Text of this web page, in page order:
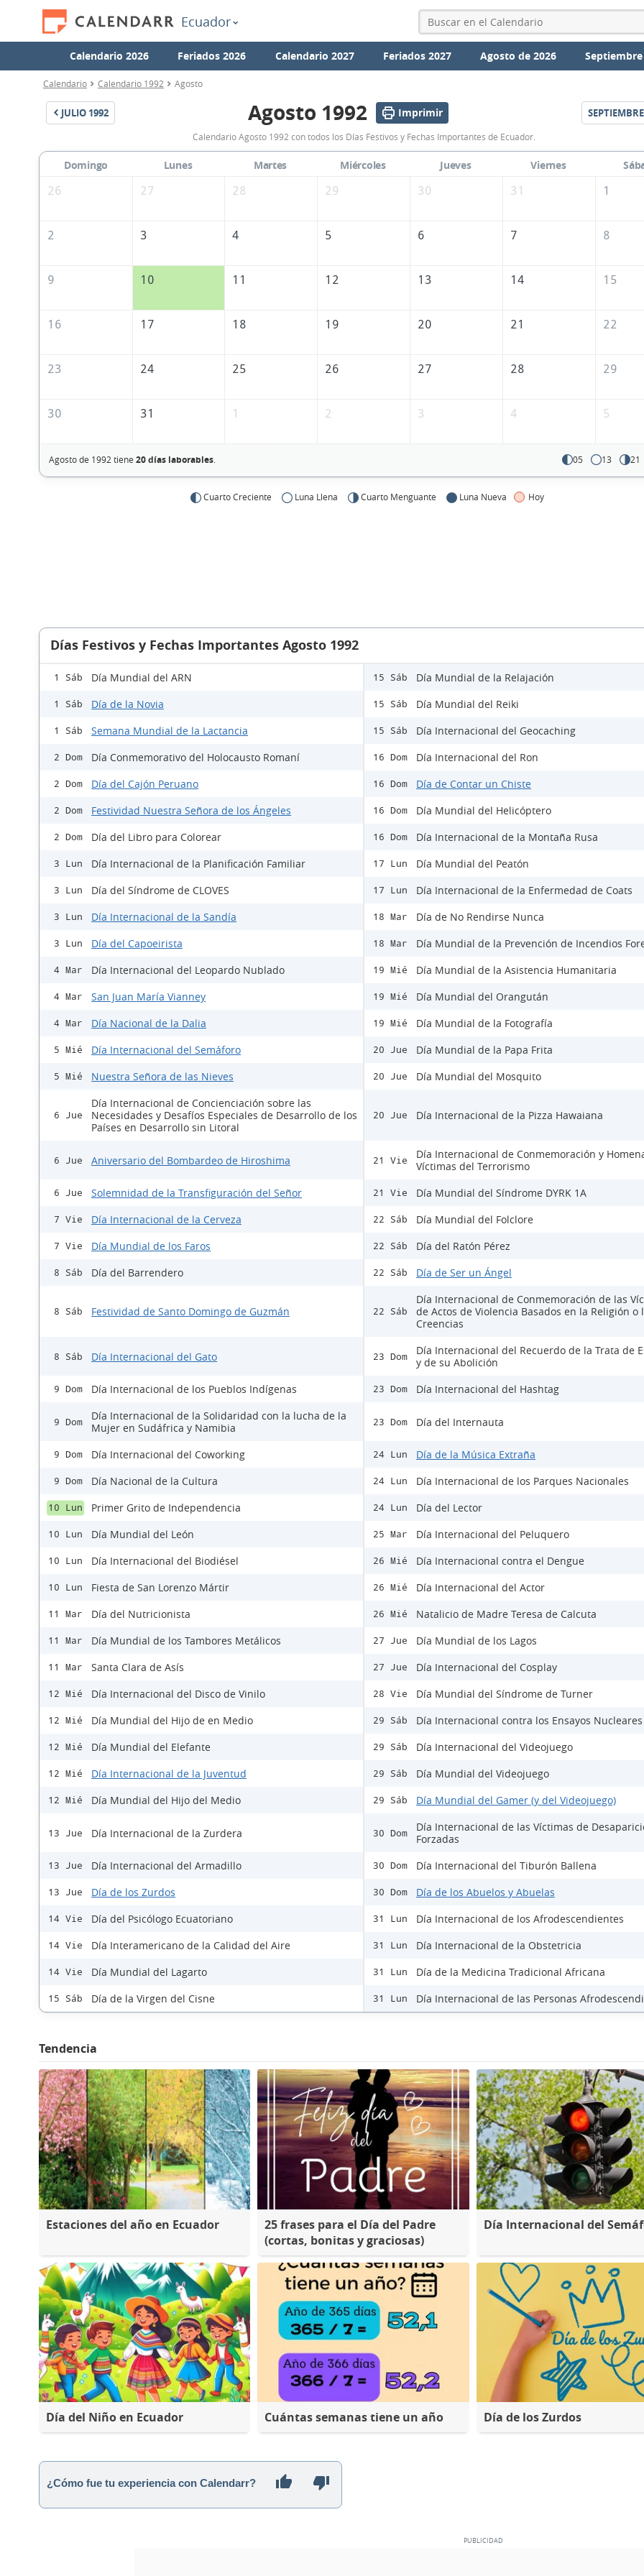
Ecuador
Calendario 2026 Feriados 2026 Calendario 2027 Feriados 2027 Agosto de 2026
Calendario Calendario 1992 Agosto
JULIO 1992
Calendario
Agosto
1992
Ecuador
Agosto 1992 Imprimir SEPTIEMBRE
Calendario Agosto 1992 con todos los Días Festivos y Fechas Importantes de Ecuador.
Domingo Lunes Martes Miércoles Jueves Viernes
26
27 28 29 30 31 1
2 3 4 5 6 7 8
9 10 11 12 13 14 15
16 17 18 19 20 21 22
23 24 25 26 27 28 29
30 31 1 2 3 4 5
Agosto de 1992 tiene 20 días laborables. 05 13 21
Cuarto Creciente Luna Llena Cuarto Menguante Luna Nueva Hoy
Días Festivos y Fechas Importantes Agosto 1992
1 Sáb Día Mundial del ARN
1 Sáb Día de la Novia
1 Sáb Semana Mundial de la Lactancia
2 Dom Día Conmemorativo del Holocausto Romaní
2 Dom Día del Cajón Peruano
2 Dom Festividad Nuestra Señora de los Ángeles
2 Dom Día del Libro para Colorear
3 Lun Día Internacional de la Planificación Familiar
3 Lun Día del Síndrome de CLOVES
3 Lun Día Internacional de la Sandía
3 Lun Día del Capoeirista
4 Mar Día Internacional del Leopardo Nublado
4 Mar San Juan María Vianney
4 Mar Día Nacional de la Dalia
5 Mié Día Internacional del Semáforo
5 Mié Nuestra Señora de las Nieves
6 Jue
Día Internacional de Concienciación sobre las
Necesidades y Desafíos Especiales de Desarrollo de los
Países en Desarrollo sin Litoral
6 Jue Aniversario del Bombardeo de Hiroshima
6 Jue Solemnidad de la Transfiguración del Señor
7 Vie Día Internacional de la Cerveza
7 Vie Día Mundial de los Faros
8 Sáb Día del Barrendero
8 Sáb Festividad de Santo Domingo de Guzmán
8 Sáb Día Internacional del Gato
9 Dom Día Internacional de los Pueblos Indígenas
9 Dom
Día Internacional de la Solidaridad con la lucha de la
Mujer en Sudáfrica y Namibia
9 Dom Día Internacional del Coworking
9 Dom Día Nacional de la Cultura
10 Lun Primer Grito de Independencia
10 Lun Día Mundial del León
10 Lun Día Internacional del Biodiésel
10 Lun Fiesta de San Lorenzo Mártir
11 Mar Día del Nutricionista
11 Mar Día Mundial de los Tambores Metálicos
11 Mar Santa Clara de Asís
12 Mié Día Internacional del Disco de Vinilo
12 Mié Día Mundial del Hijo de en Medio
12 Mié Día Mundial del Elefante
12 Mié Día Internacional de la Juventud
12 Mié Día Mundial del Hijo del Medio
13 Jue Día Internacional de la Zurdera
13 Jue Día Internacional del Armadillo
13 Jue Día de los Zurdos
14 Vie Día del Psicólogo Ecuatoriano
14 Vie Día Interamericano de la Calidad del Aire
14 Vie Día Mundial del Lagarto
15 Sáb Día de la Virgen del Cisne
15 Sáb Día Mundial de la Relajación
15 Sáb Día Mundial del Reiki
15 Sáb Día Internacional del Geocaching
16 Dom Día Internacional del Ron
16 Dom Día de Contar un Chiste
16 Dom Día Mundial del Helicóptero
16 Dom Día Internacional de la Montaña Rusa
17 Lun Día Mundial del Peatón
17 Lun Día Internacional de la Enfermedad de Coats
18 Mar Día de No Rendirse Nunca
18 Mar Día Mundial de la Prevención de Incendios
19 Mié Día Mundial de la Asistencia Humanitaria
19 Mié Día Mundial del Orangután
19 Mié Día Mundial de la Fotografía
20 Jue Día Mundial de la Papa Frita
20 Jue Día Mundial del Mosquito
20 Jue Día Internacional de la Pizza Hawaiana
21 Vie
Día Internacional de Conmemoración y
Víctimas del Terrorismo
21 Vie Día Mundial del Síndrome DYRK 1A
22 Sáb Día Mundial del Folclore
22 Sáb Día del Ratón Pérez
22 Sáb Día de Ser un Ángel
22 Sáb
Día Internacional de Conmemoración de las
de Actos de Violencia Basados en la Religión o
Creencias
23 Dom
Día Internacional del Recuerdo de la Trata de
y de su Abolición
23 Dom Día Internacional del Hashtag
23 Dom Día del Internauta
24 Lun Día de la Música Extraña
24 Lun Día Internacional de los Parques Nacionales
24 Lun Día del Lector
25 Mar Día Internacional del Peluquero
26 Mié Día Internacional contra el Dengue
26 Mié Día Internacional del Actor
26 Mié Natalicio de Madre Teresa de Calcuta
27 Jue Día Mundial de los Lagos
27 Jue Día Internacional del Cosplay
28 Vie Día Mundial del Síndrome de Turner
29 Sáb Día Internacional contra los Ensayos Nucleares
29 Sáb Día Internacional del Videojuego
29 Sáb Día Mundial del Videojuego
29 Sáb Día Mundial del Gamer (y del Videojuego)
30 Dom
Día Internacional de las Víctimas de
Forzadas
30 Dom Día Internacional del Tiburón Ballena
30 Dom Día de los Abuelos y Abuelas
31 Lun Día Internacional de los Afrodescendientes
31 Lun Día Internacional de la Obstetricia
31 Lun Día de la Medicina Tradicional Africana
31 Lun Día Internacional de las Personas
Tendencia
Estaciones del año en Ecuador
25 frases para el Día del Padre
(cortas, bonitas y graciosas)
Día Internacional del
Día del Niño en Ecuador Cuántas semanas tiene un año Día de los Zurdos
¿Cómo fue tu experiencia con Calendarr?